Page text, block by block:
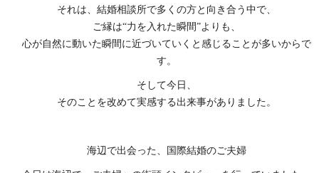
それは、結婚相談所で多くの方と向き合う中で、
ご縁は“力を入れた瞬間”よりも、
心が自然に動いた瞬間に近づいていくと感じることが多いからで
す。
そして今日、
そのことを改めて実感する出来事がありました。
海辺で出会った、国際結婚のご夫婦